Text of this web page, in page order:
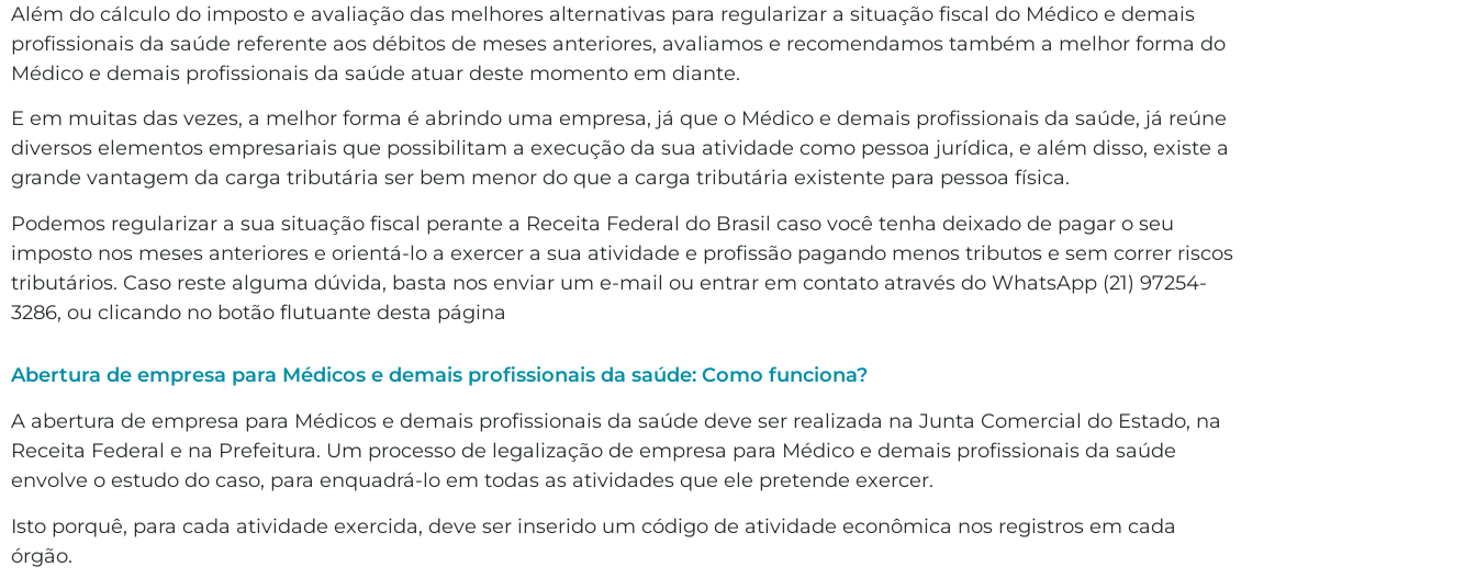
Além do cálculo do imposto e avaliação das melhores alternativas para regularizar a situação fiscal do Médico e demais
profissionais da saúde referente aos débitos de meses anteriores, avaliamos e recomendamos também a melhor forma do
Médico e demais profissionais da saúde atuar deste momento em diante.
E em muitas das vezes, a melhor forma é abrindo uma empresa, já que o Médico e demais profissionais da saúde, já reúne
diversos elementos empresariais que possibilitam a execução da sua atividade como pessoa jurídica, e além disso, existe a
grande vantagem da carga tributária ser bem menor do que a carga tributária existente para pessoa física.
Podemos regularizar a sua situação fiscal perante a Receita Federal do Brasil caso você tenha deixado de pagar o seu
imposto nos meses anteriores e orientá-lo a exercer a sua atividade e profissão pagando menos tributos e sem correr riscos
tributários. Caso reste alguma dúvida, basta nos enviar um e-mail ou entrar em contato através do WhatsApp (21) 97254-
3286, ou clicando no botão flutuante desta página
Abertura de empresa para Médicos e demais profissionais da saúde: Como funciona?
A abertura de empresa para Médicos e demais profissionais da saúde deve ser realizada na Junta Comercial do Estado, na
Receita Federal e na Prefeitura. Um processo de legalização de empresa para Médico e demais profissionais da saúde
envolve o estudo do caso, para enquadrá-lo em todas as atividades que ele pretende exercer.
Isto porquê, para cada atividade exercida, deve ser inserido um código de atividade econômica nos registros em cada
órgão.